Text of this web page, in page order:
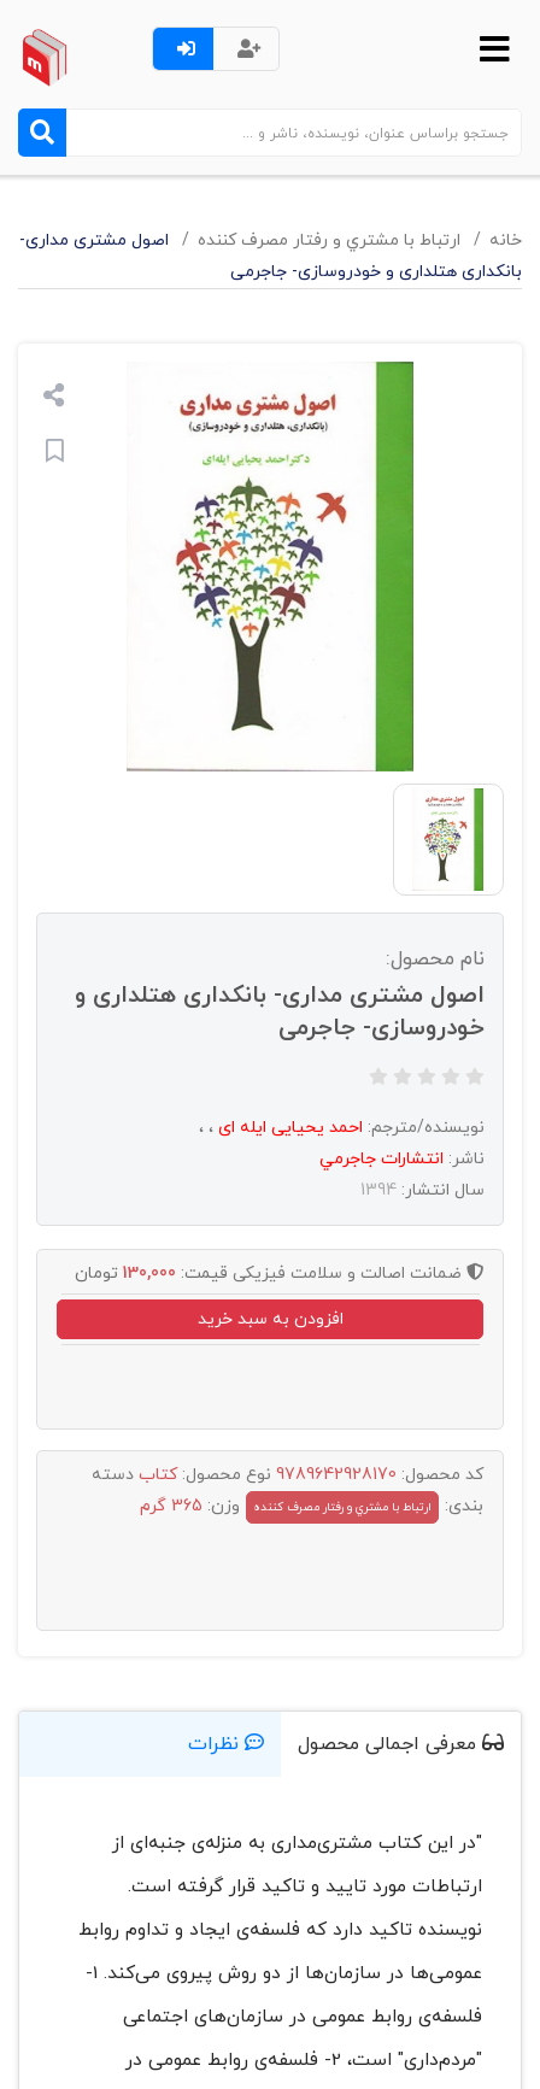
خانه ارتباط با مشتري و رفتار مصرف کننده
اصول مشتری مداری-
بانکداری هتلداری و خودروسازی- جاجرمی
نام محصول:
اصول مشتری مداری- بانکداری هتلداری و
خودروسازی- جاجرمی
نویسنده/مترجم: احمد یحیایی ایله ای ، ،
ناشر: انتشارات جاجرمي
سال انتشار: 1394
ضمانت اصالت و سلامت فیزیکی قیمت: 130,000 تومان
افزودن به سبد خرید
کد محصول: 9789642928170 نوع محصول:کتاب دسته
بندی:
ارتباط با مشتري و رفتار مصرف کننده وزن: 365 گرم
معرفی اجمالی محصول نظرات
"در این کتاب مشتری‌مداری به منزله‌ی جنبه‌ای از
ارتباطات مورد تایید و تاکید قرار گرفته است.
نویسنده تاکید دارد که فلسفه‌ی ایجاد و تداوم روابط
عمومی‌ها در سازمان‌ها از دو روش پیروی می‌کند. 1-
فلسفه‌ی روابط عمومی در سازمان‌های اجتماعی
"مردم‌داری" است، 2- فلسفه‌ی روابط عمومی در